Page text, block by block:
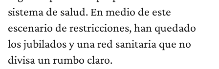
sistema de salud. En medio de este
escenario de restricciones, han quedado
los jubilados y una red sanitaria que no
divisa un rumbo claro.